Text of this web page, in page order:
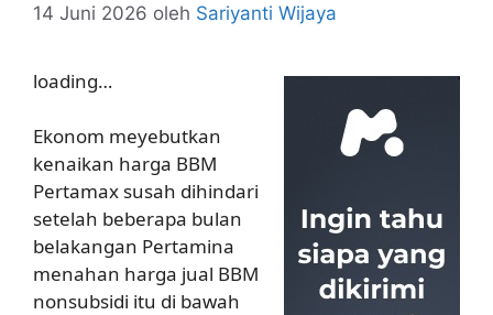
14 Juni 2026 oleh Sariyanti Wijaya
loading…
Ekonom meyebutkan
kenaikan harga BBM
Pertamax susah dihindari
setelah beberapa bulan
belakangan Pertamina
menahan harga jual BBM
nonsubsidi itu di bawah